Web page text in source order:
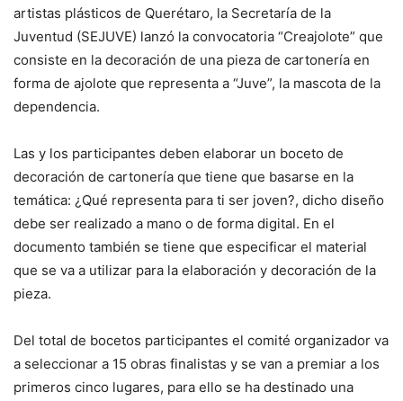
artistas plásticos de Querétaro, la Secretaría de la
Juventud (SEJUVE) lanzó la convocatoria “Creajolote” que
consiste en la decoración de una pieza de cartonería en
forma de ajolote que representa a “Juve”, la mascota de la
dependencia.
Las y los participantes deben elaborar un boceto de
decoración de cartonería que tiene que basarse en la
temática: ¿Qué representa para ti ser joven?, dicho diseño
debe ser realizado a mano o de forma digital. En el
documento también se tiene que especificar el material
que se va a utilizar para la elaboración y decoración de la
pieza.
Del total de bocetos participantes el comité organizador va
a seleccionar a 15 obras finalistas y se van a premiar a los
primeros cinco lugares, para ello se ha destinado una